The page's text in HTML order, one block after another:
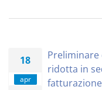
18
apr
Preliminare
ridotta in